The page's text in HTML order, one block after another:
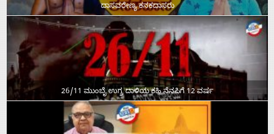
ದಾಸವರೇಣ್ಯ ಕನಕದಾಸರು
26/11 ಮುಂಬೈ ಉಗ್ರ ದಾಳಿಯ ಕಹಿ ನೆನಪಿಗೆ 12 ವರ್ಷ